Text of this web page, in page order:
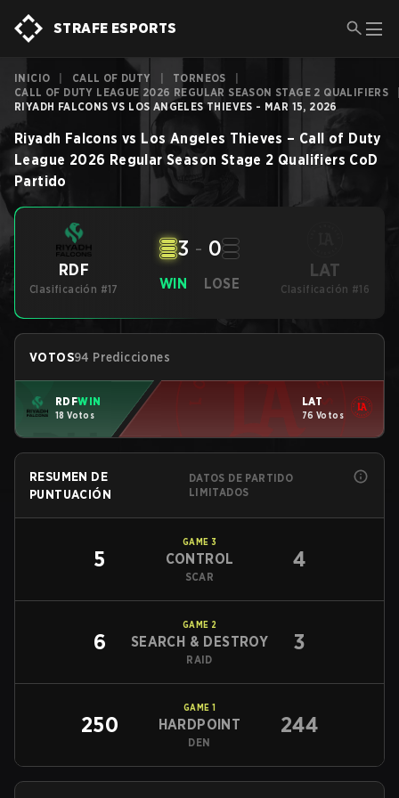
STRAFE ESPORTS
INICIO CALL OF DUTY TORNEOS
CALL OF DUTY LEAGUE 2026 REGULAR SEASON STAGE 2 QUALIFIERS
RIYADH FALCONS VS LOS ANGELES THIEVES - MAR 15, 2026
Riyadh Falcons vs Los Angeles Thieves – Call of Duty
League 2026 Regular Season Stage 2 Qualifiers CoD
Partido
RDF
Clasificación #17 WIN
3 - 0
LOSE
LAT
Clasificación #16
VOTOS94 Predicciones
RDFWIN
18 Votos
LAT
76 Votos
RESUMEN DE
PUNTUACIÓN
DATOS DE PARTIDO
LIMITADOS
5
GAME 3
CONTROL
SCAR
4
6
GAME 2
SEARCH & DESTROY
RAID
3
250
GAME 1
HARDPOINT
DEN
244